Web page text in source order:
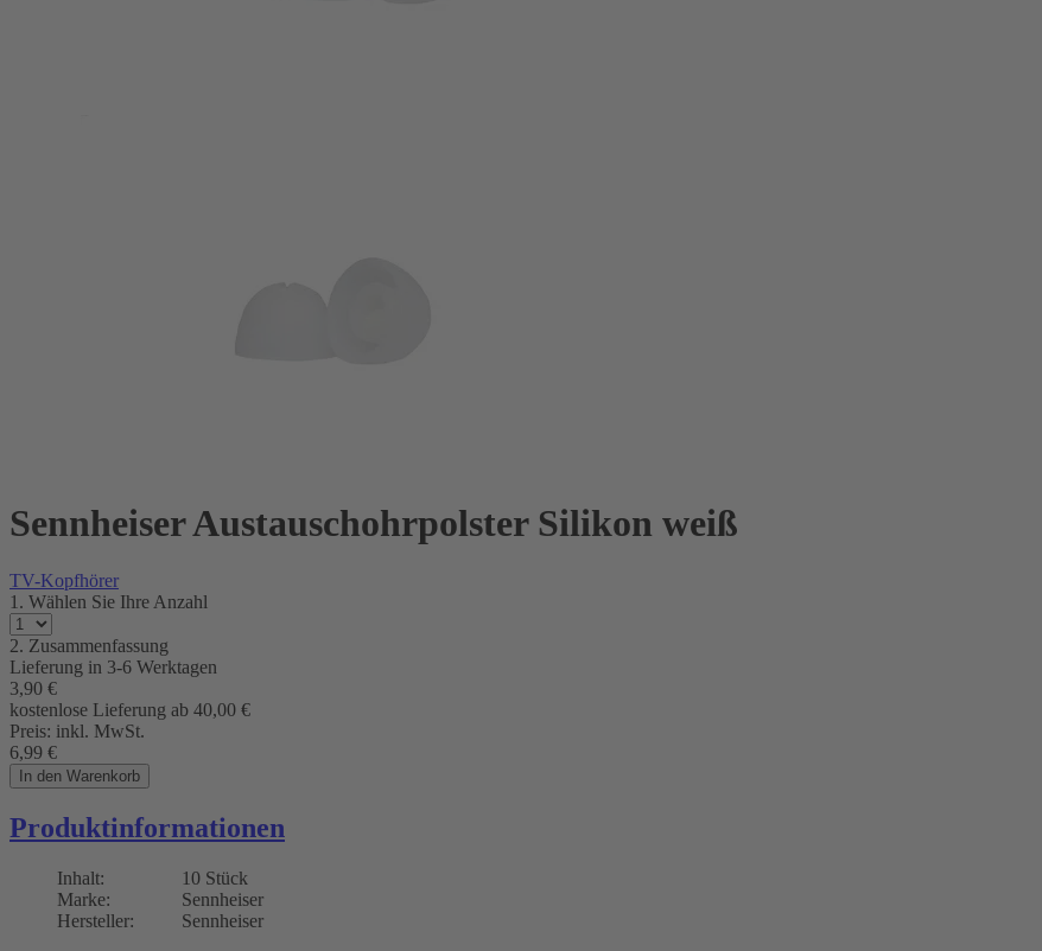
Sennheiser Austauschohrpolster Silikon weiß
TV-Kopfhörer
1. Wählen Sie Ihre Anzahl
2. Zusammenfassung
Lieferung in 3-6 Werktagen
3,90 €
kostenlose Lieferung ab 40,00 €
Preis: inkl. MwSt.
6,99 €
In den Warenkorb
Produktinformationen
Inhalt:
10 Stück
Marke:
Sennheiser
Hersteller:
Sennheiser